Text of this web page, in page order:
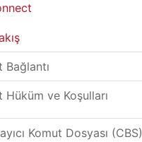
Bağlantı
Hüküm ve Koşulları
Komut Dosyası (CBS)